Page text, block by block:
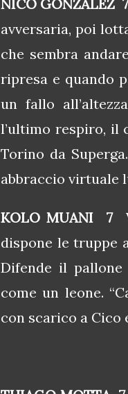
NICO GONZALEZ
avversaria, poi
che sembra
ripresa e quando
un fallo
l’ultimo respiro, il
Torino da
abbraccio virtuale
KOLO MUANI 7
dispone le truppe
Difende il
come un leone.
con scarico a Cico